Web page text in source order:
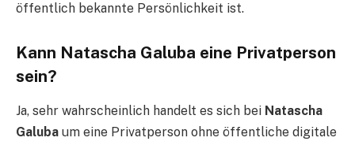
öffentlich bekannte Persönlichkeit ist.
Kann Natascha Galuba eine Privatperson
sein?
Ja, sehr wahrscheinlich handelt es sich bei Natascha
Galuba um eine Privatperson ohne öffentliche digitale